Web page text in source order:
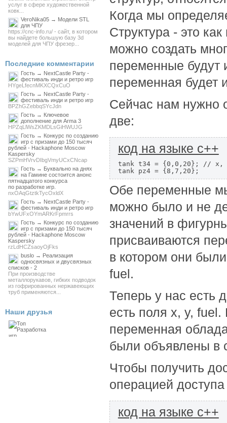
Когда мы
Структура - это
можно создать
переменные будут
переменная будет
Сейчас нам нужно
две:
код на языке c++
tank t34 = {0,0,20}; // x,
tank pz4 = {8,7,20};
Обе переменные
можно было и не
значений в
присваиваются
в котором они
fuel.
Теперь у нас есть
есть поля x, y,
переменная
были объявлены в
Чтобы получить
операцией
код на языке c++
услуг в сфере художественной
ковк...
VeroNika05 → Модели STL
для ЧПУ
https://cnc-info.ru/ - сайт, в котором
вы найдете большую базу 3d
моделей для ЧПУ фрезер...
Последние комментарии
Гость → NextCastle Party -
фестиваль инди и ретро игр
HYgeLfecnMKXCQxCuO
Гость → NextCastle Party -
фестиваль инди и ретро игр
BPZhGZebbqSYcJdn
Гость → Ключевое
дополнение для Arma 3
HPZqLlWsZKMDLsGiHWUJG
Гость → Конкурс по созданию
игр с призами до 150 тысяч
рублей - Hackaphone Moscow
Kaspersky
SZPmHVrvDIbgVmyUCxCNcap
Гость → Буквально на днях
на Гамине состоится анонс
пятнадцатого конкурса
по разработке игр.
nxOAqGtztkTycOxldX
Гость → NextCastle Party -
фестиваль инди и ретро игр
bYwUFxOYmARKrFpmrrs
Гость → Конкурс по созданию
игр с призами до 150 тысяч
рублей - Hackaphone Moscow
Kaspersky
rzLdHCZsaoyOjFks
buslo → Реализация
односвязных и двусвязных
списков - 2
При производстве
металлорукавов, гибких подводок
из гофрированных нержавеющих
труб применяются...
Наши друзья